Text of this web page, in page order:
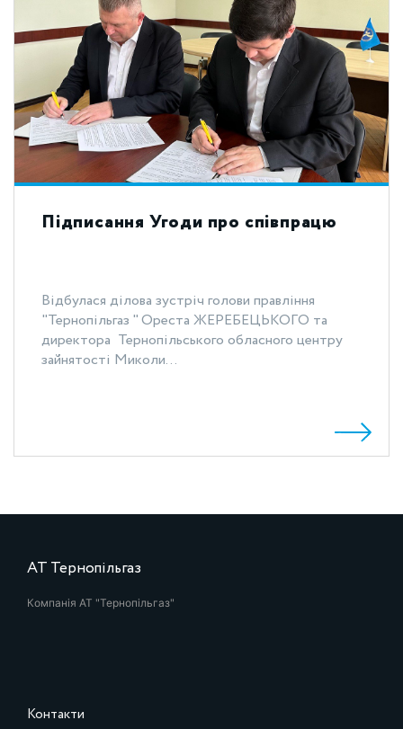
Підписання Угоди про співпрацю
Відбулася ділова зустріч голови правління
"Тернопільгаз " Ореста ЖЕРЕБЕЦЬКОГО та
директора Тернопільського обласного центру
зайнятості Миколи...
АТ Тернопільгаз
Компанія АТ "Тернопільгаз"
Контакти